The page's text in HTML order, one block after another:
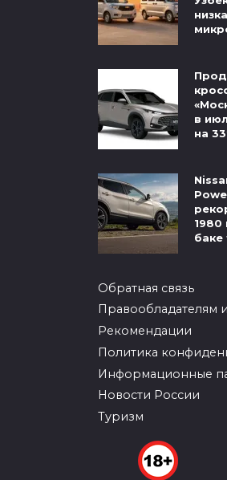
в
на
1980
баке
Обратная связь
Правообладателям
Рекомендации
Политика
Информационные
Новости России
Туризм